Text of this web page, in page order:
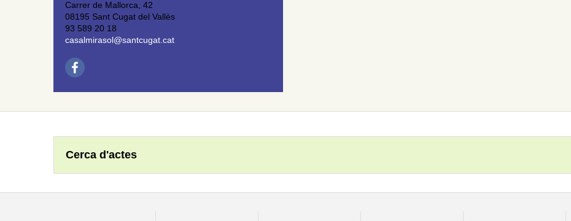
Carrer de Mallorca, 42
08195 Sant Cugat del Vallès
93 589 20 18
casalmirasol@santcugat.cat
Cerca d'actes